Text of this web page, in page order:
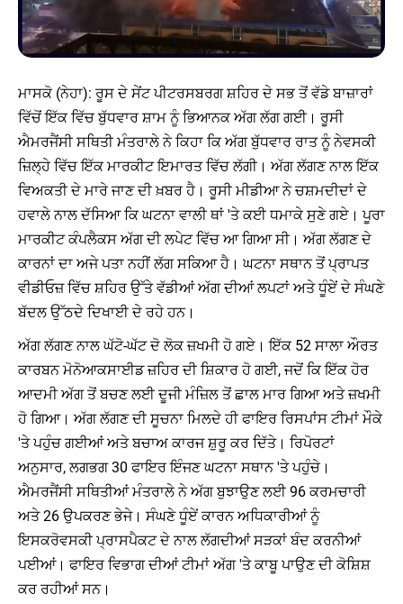
ਮਾਸਕੋ (ਨੇਹਾ): ਰੂਸ ਦੇ ਸੇਂਟ ਪੀਟਰਸਬਰਗ ਸ਼ਹਿਰ ਦੇ ਸਭ ਤੋਂ ਵੱਡੇ ਬਾਜ਼ਾਰਾਂ
ਵਿੱਚੋਂ ਇੱਕ ਵਿੱਚ ਬੁੱਧਵਾਰ ਸ਼ਾਮ ਨੂੰ ਭਿਆਨਕ ਅੱਗ ਲੱਗ ਗਈ। ਰੂਸੀ
ਐਮਰਜੈਂਸੀ ਸਥਿਤੀ ਮੰਤਰਾਲੇ ਨੇ ਕਿਹਾ ਕਿ ਅੱਗ ਬੁੱਧਵਾਰ ਰਾਤ ਨੂੰ ਨੇਵਸਕੀ
ਜ਼ਿਲ੍ਹੇ ਵਿੱਚ ਇੱਕ ਮਾਰਕੀਟ ਇਮਾਰਤ ਵਿੱਚ ਲੱਗੀ। ਅੱਗ ਲੱਗਣ ਨਾਲ ਇੱਕ
ਵਿਅਕਤੀ ਦੇ ਮਾਰੇ ਜਾਣ ਦੀ ਖ਼ਬਰ ਹੈ। ਰੂਸੀ ਮੀਡੀਆ ਨੇ ਚਸ਼ਮਦੀਦਾਂ ਦੇ
ਹਵਾਲੇ ਨਾਲ ਦੱਸਿਆ ਕਿ ਘਟਨਾ ਵਾਲੀ ਥਾਂ 'ਤੇ ਕਈ ਧਮਾਕੇ ਸੁਣੇ ਗਏ। ਪੂਰਾ
ਮਾਰਕੀਟ ਕੰਪਲੈਕਸ ਅੱਗ ਦੀ ਲਪੇਟ ਵਿੱਚ ਆ ਗਿਆ ਸੀ। ਅੱਗ ਲੱਗਣ ਦੇ
ਕਾਰਨਾਂ ਦਾ ਅਜੇ ਪਤਾ ਨਹੀਂ ਲੱਗ ਸਕਿਆ ਹੈ। ਘਟਨਾ ਸਥਾਨ ਤੋਂ ਪ੍ਰਾਪਤ
ਵੀਡੀਓਜ਼ ਵਿੱਚ ਸ਼ਹਿਰ ਉੱਤੇ ਵੱਡੀਆਂ ਅੱਗ ਦੀਆਂ ਲਪਟਾਂ ਅਤੇ ਧੂੰਏਂ ਦੇ ਸੰਘਣੇ
ਬੱਦਲ ਉੱਠਦੇ ਦਿਖਾਈ ਦੇ ਰਹੇ ਹਨ।
ਅੱਗ ਲੱਗਣ ਨਾਲ ਘੱਟੋ-ਘੱਟ ਦੋ ਲੋਕ ਜ਼ਖਮੀ ਹੋ ਗਏ। ਇੱਕ 52 ਸਾਲਾ ਔਰਤ
ਕਾਰਬਨ ਮੋਨੋਆਕਸਾਈਡ ਜ਼ਹਿਰ ਦੀ ਸ਼ਿਕਾਰ ਹੋ ਗਈ, ਜਦੋਂ ਕਿ ਇੱਕ ਹੋਰ
ਆਦਮੀ ਅੱਗ ਤੋਂ ਬਚਣ ਲਈ ਦੂਜੀ ਮੰਜ਼ਿਲ ਤੋਂ ਛਾਲ ਮਾਰ ਗਿਆ ਅਤੇ ਜ਼ਖਮੀ
ਹੋ ਗਿਆ। ਅੱਗ ਲੱਗਣ ਦੀ ਸੂਚਨਾ ਮਿਲਦੇ ਹੀ ਫਾਇਰ ਰਿਸਪਾਂਸ ਟੀਮਾਂ ਮੌਕੇ
'ਤੇ ਪਹੁੰਚ ਗਈਆਂ ਅਤੇ ਬਚਾਅ ਕਾਰਜ ਸ਼ੁਰੂ ਕਰ ਦਿੱਤੇ। ਰਿਪੋਰਟਾਂ
ਅਨੁਸਾਰ, ਲਗਭਗ 30 ਫਾਇਰ ਇੰਜਣ ਘਟਨਾ ਸਥਾਨ 'ਤੇ ਪਹੁੰਚੇ।
ਐਮਰਜੈਂਸੀ ਸਥਿਤੀਆਂ ਮੰਤਰਾਲੇ ਨੇ ਅੱਗ ਬੁਝਾਉਣ ਲਈ 96 ਕਰਮਚਾਰੀ
ਅਤੇ 26 ਉਪਕਰਣ ਭੇਜੇ। ਸੰਘਣੇ ਧੂੰਏਂ ਕਾਰਨ ਅਧਿਕਾਰੀਆਂ ਨੂੰ
ਇਸਕਰੋਵਸਕੀ ਪ੍ਰਾਸਪੈਕਟ ਦੇ ਨਾਲ ਲੱਗਦੀਆਂ ਸੜਕਾਂ ਬੰਦ ਕਰਨੀਆਂ
ਪਈਆਂ। ਫਾਇਰ ਵਿਭਾਗ ਦੀਆਂ ਟੀਮਾਂ ਅੱਗ 'ਤੇ ਕਾਬੂ ਪਾਉਣ ਦੀ ਕੋਸ਼ਿਸ਼
ਕਰ ਰਹੀਆਂ ਸਨ।